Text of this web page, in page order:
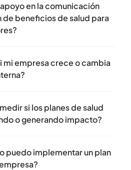
en la comunicación
de beneficios de salud para
mi empresa crece o cambia
si los planes de salud
o generando impacto?
puedo implementar un plan